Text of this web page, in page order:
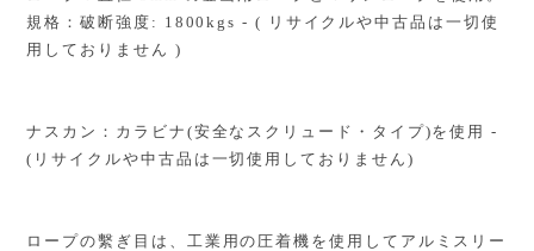
規格：破断強度: 1800kgs - ( リサイクルや中古品は一切使
用しておりません )
ナスカン：カラビナ(安全なスクリュード・タイプ)を使用 -
(リサイクルや中古品は一切使用しておりません)
ロープの繫ぎ目は、工業用の圧着機を使用してアルミスリー